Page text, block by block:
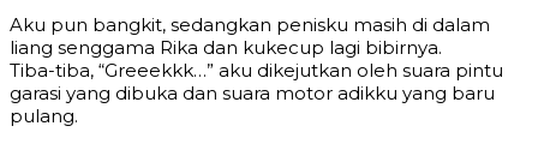
Aku pun bangkit, sedangkan penisku masih di dalam
liang senggama Rika dan kukecup lagi bibirnya.
Tiba-tiba, “Greeekkk…” aku dikejutkan oleh suara pintu
garasi yang dibuka dan suara motor adikku yang baru
pulang.